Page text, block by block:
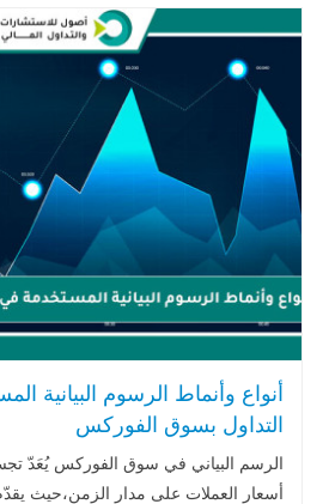
أنواع وأنماط الرسوم البيانية
التداول بسوق الفوركس
الرسم البياني في سوق الفوركس يُعَدّ
أسعار العملات على مدار الزمن،حيث